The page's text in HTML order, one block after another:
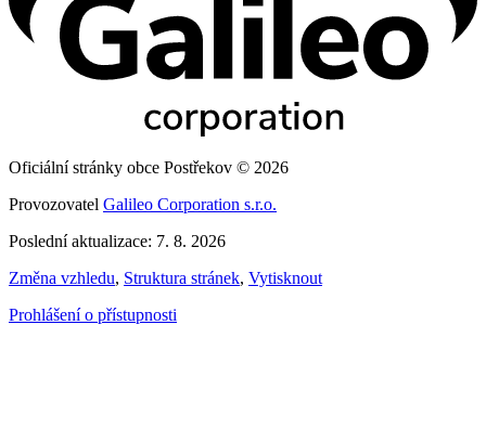
Oficiální stránky obce Postřekov © 2026
Provozovatel Galileo Corporation s.r.o.
Poslední aktualizace: 7. 8. 2026
Změna vzhledu, Struktura stránek, Vytisknout
Prohlášení o přístupnosti